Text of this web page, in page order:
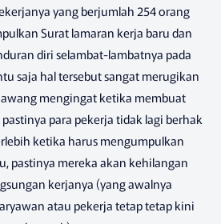
yang berjumlah 254 orang
Surat lamaran kerja baru dan
diri selambat-lambatnya pada
saja hal tersebut sangat merugikan
mengingat ketika membuat
para pekerja tidak lagi berhak
ketika harus mengumpulkan
pastinya mereka akan kehilangan
kerjanya (yang awalnya
atau pekerja tetap tetap kini